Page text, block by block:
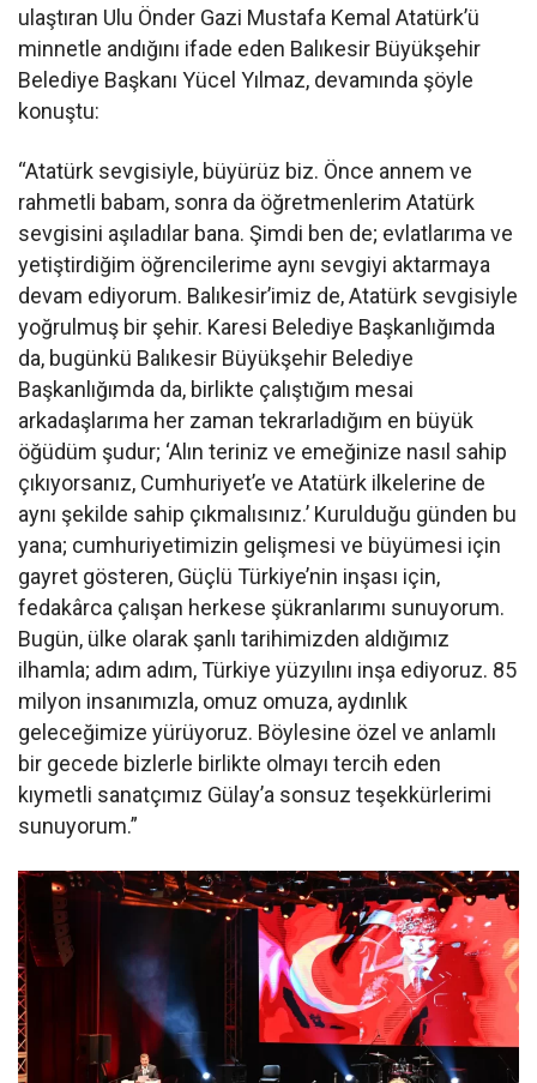
ulaştıran Ulu Önder Gazi Mustafa Kemal Atatürk’ü
minnetle andığını ifade eden Balıkesir Büyükşehir
Belediye Başkanı Yücel Yılmaz, devamında şöyle
konuştu:
“Atatürk sevgisiyle, büyürüz biz. Önce annem ve
rahmetli babam, sonra da öğretmenlerim Atatürk
sevgisini aşıladılar bana. Şimdi ben de; evlatlarıma ve
yetiştirdiğim öğrencilerime aynı sevgiyi aktarmaya
devam ediyorum. Balıkesir’imiz de, Atatürk sevgisiyle
yoğrulmuş bir şehir. Karesi Belediye Başkanlığımda
da, bugünkü Balıkesir Büyükşehir Belediye
Başkanlığımda da, birlikte çalıştığım mesai
arkadaşlarıma her zaman tekrarladığım en büyük
öğüdüm şudur; ‘Alın teriniz ve emeğinize nasıl sahip
çıkıyorsanız, Cumhuriyet’e ve Atatürk ilkelerine de
aynı şekilde sahip çıkmalısınız.’ Kurulduğu günden bu
yana; cumhuriyetimizin gelişmesi ve büyümesi için
gayret gösteren, Güçlü Türkiye’nin inşası için,
fedakârca çalışan herkese şükranlarımı sunuyorum.
Bugün, ülke olarak şanlı tarihimizden aldığımız
ilhamla; adım adım, Türkiye yüzyılını inşa ediyoruz. 85
milyon insanımızla, omuz omuza, aydınlık
geleceğimize yürüyoruz. Böylesine özel ve anlamlı
bir gecede bizlerle birlikte olmayı tercih eden
kıymetli sanatçımız Gülay’a sonsuz teşekkürlerimi
sunuyorum.”